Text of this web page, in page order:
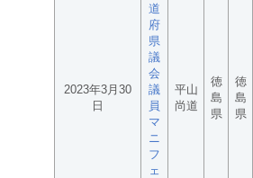
2023年3月30
日
道
府
県
議
会
議
員
マ
ニ
フ
ェ
平山
尚道
徳
島
県
徳
島
県